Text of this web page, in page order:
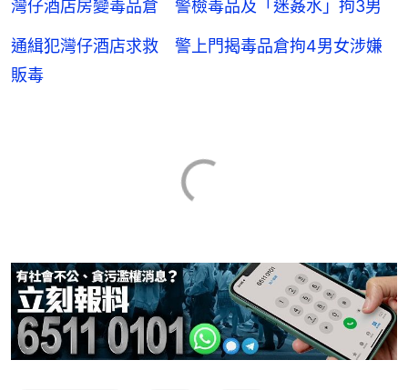
灣仔酒店房變毒品倉 警檢毒品及「迷姦水」拘3男
通緝犯灣仔酒店求救 警上門揭毒品倉拘4男女涉嫌
販毒